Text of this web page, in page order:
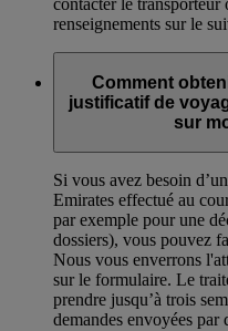
contacter le transporteur
renseignements sur le
Comment
justificatif de
sur
Si vous avez besoin
Emirates effectué au
par exemple pour une
dossiers), vous pouvez
Nous vous enverrons
sur le formulaire. Le
prendre jusqu’à trois
demandes envoyées par